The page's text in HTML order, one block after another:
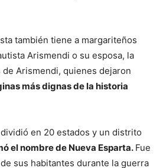
también tiene a margariteños
Arismendi o su esposa, la
de Arismendi, quienes dejaron
más dignas de la historia
en 20 estados y un distrito
el nombre de Nueva Esparta. Fue
sus habitantes durante la guerra